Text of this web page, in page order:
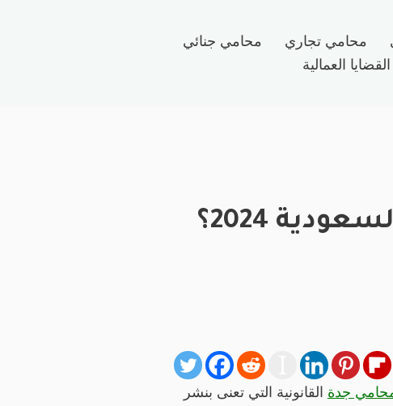
محامي تجاري
محامي جنائي
القضايا العمالية
2024؟
جدة القانونية التي تعنى بنشر